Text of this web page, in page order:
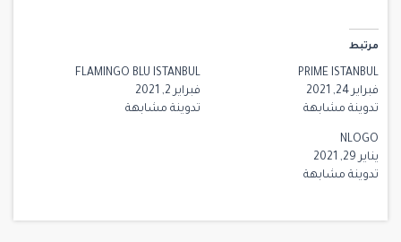
مرتبط
PRIME ISTANBUL
فبراير 24, 2021
تدوينة مشابهة
FLAMINGO BLU ISTANBUL
فبراير 2, 2021
تدوينة مشابهة
NLOGO
يناير 29, 2021
تدوينة مشابهة